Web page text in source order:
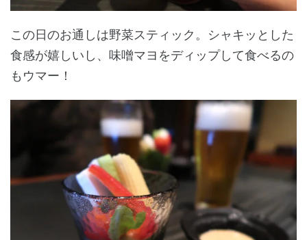
この日のお通しは野菜スティック。シャキッとした
食感が嬉しいし、味噌マヨをディップして食べるの
もウマー！